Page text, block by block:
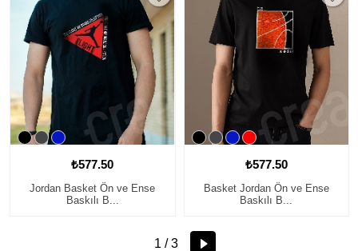
₺577.50
Jordan Basket Ön ve Ense
Baskılı B...
₺577.50
Basket Jordan Ön ve Ense
Baskılı B...
1 / 3